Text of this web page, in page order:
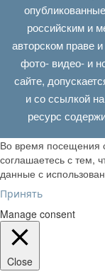
российским и
авторском праве
фото- видео- и
сайте,
и со ссылкой
ресурс
Во время посещения
соглашаетесь с тем,
данные с
Принять
Manage consent
Close